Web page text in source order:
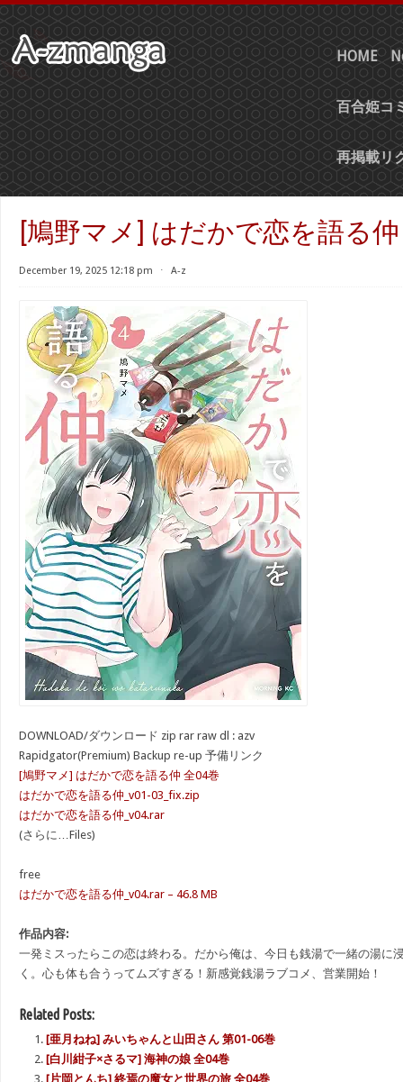
HOME
百合姫コ
再掲載リ
[鳩野マメ] はだかで恋を語る仲
December 19, 2025 12:18 pm ⋅ A-z
DOWNLOAD/ダウンロード zip rar raw dl : azv
Rapidgator(Premium) Backup re-up 予備リンク
[鳩野マメ] はだかで恋を語る仲 全04巻
はだかで恋を語る仲_v01-03_fix.zip
はだかで恋を語る仲_v04.rar
(さらに…Files)
free
はだかで恋を語る仲_v04.rar – 46.8 MB
作品内容:
一発ミスったらこの恋は終わる。だから俺は、今日も銭湯で一緒の湯に
く。心も体も合うってムズすぎる！新感覚銭湯ラブコメ、営業開始！
Related Posts:
[亜月ねね] みいちゃんと山田さん 第01-06巻
[白川紺子×さるマ] 海神の娘 全04巻
[片岡とんち] 終焉の魔女と世界の旅 全04巻